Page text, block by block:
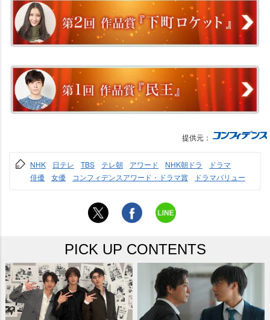
提供元：
NHK 日テレ TBS テレ朝 アワード NHK朝ドラ
ドラマ
俳優
女優 コンフィデンスアワード・ドラマ賞 ドラマバリュー
PICK UP CONTENTS